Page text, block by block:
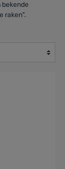
raken".